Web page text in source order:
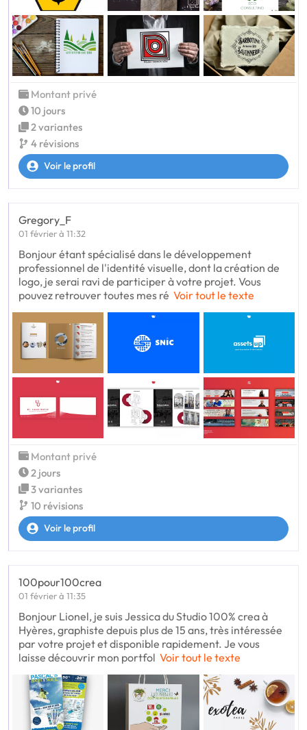
Montant privé
10 jours
2 variantes
4 révisions
Voir le profil
Gregory_F
01 février à 11:32
Bonjour étant spécialisé dans le développement
professionnel de l'identité visuelle, dont la création de
logo, je serai ravi de participer à votre projet. Vous
pouvez retrouver toutes mes ré Voir tout le texte
Montant privé
2 jours
3 variantes
10 révisions
Voir le profil
100pour100crea
01 février à 11:35
Bonjour Lionel, je suis Jessica du Studio 100% crea à
Hyères, graphiste depuis plus de 15 ans, très intéressée
par votre projet et disponible rapidement. Je vous
laisse découvrir mon portfol Voir tout le texte